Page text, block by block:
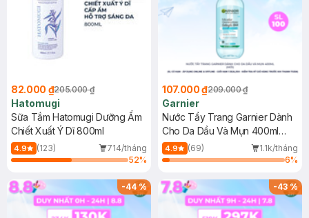
82.000 ₫205.000 ₫
Hatomugi
Sữa Tắm Hatomugi Dưỡng Ẩm
Chiết Xuất Ý Dĩ 800ml
4.9 (123)
714/tháng
52%
107.000 ₫209.000 ₫
Garnier
Nước Tẩy Trang Garnier Dành
Cho Da Dầu Và Mụn 400ml
(Mới)
4.9 (69)
1.1k/tháng
6%
-44% -43%